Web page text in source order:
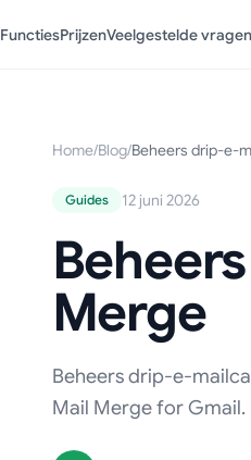
FunctiesPrijzenVeelgestelde vragen
Home/Blog/Beheers drip-e-
Guides 12 juni 2026
Merge
Beheers drip-e-
Mail Merge for